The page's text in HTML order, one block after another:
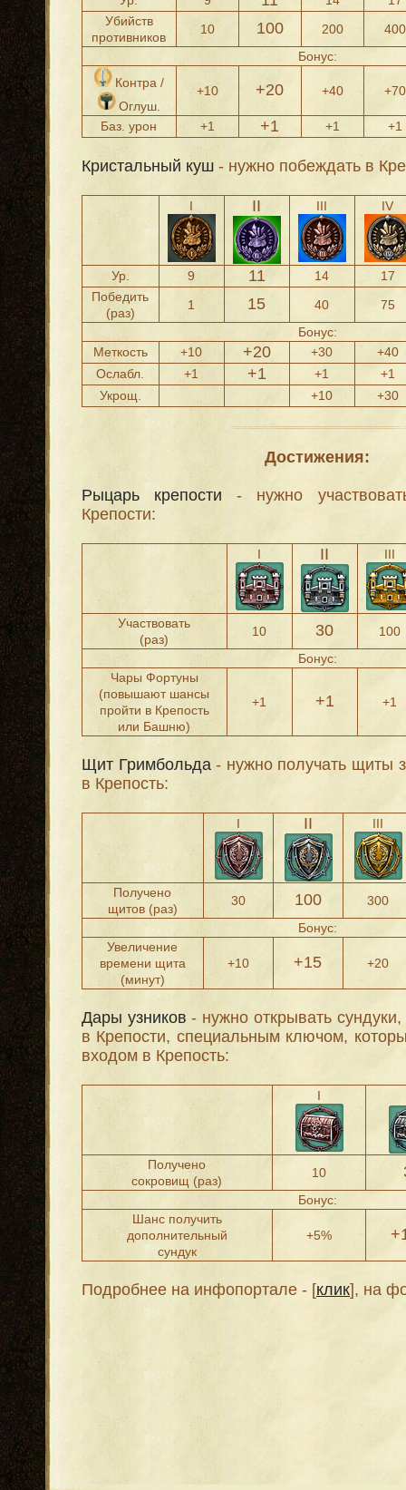
Убийств
противников
10 100 200
400
Бонус:
Контра /
Оглуш.
+10 +20 +40 +70
Баз. урон +1 +1 +1 +1
Кристальный куш - нужно побеждать в
I II III IV
Ур. 9 11 14
17
Победить
(раз)
1 15 40
75
Бонус:
Меткость
+10 +20 +30
+40
Ослабл.
+1 +1 +1
+1
Укрощ.
+10 +30
Достижения:
Рыцарь крепости - нужно
Крепости:
I II III
Участвовать
(раз)
10 30
100
Бонус:
Чары Фортуны
(повышают шансы
пройти в Крепость
или Башню)
+1 +1 +1
Щит Гримбольда- нужно получать щиты
в Крепость:
I II III
Получено
щитов (раз)
30 100
300
Бонус:
Увеличение
времени щита
(минут)
+10 +15 +20
Дары узников - нужно открывать
в Крепости, специальным ключом,
входом в Крепость:
I
Получено
сокровищ (раз)
10
Бонус:
Шанс получить
дополнительный
сундук
+5%
Подробнее на инфопортале - [клик], на